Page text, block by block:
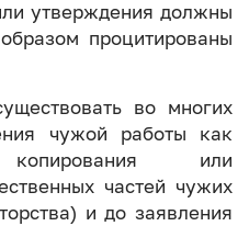
утверждения должны
процитированы
во многих
чужой работы как
или
частей чужих
и до заявления